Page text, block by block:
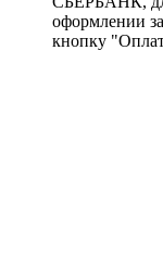
оформлении
кнопку